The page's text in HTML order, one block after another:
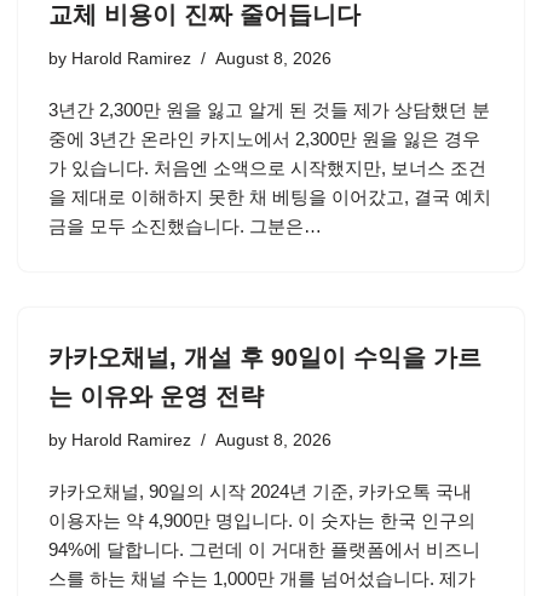
교체 비용이 진짜 줄어듭니다
by Harold Ramirez August 8, 2026
3년간 2,300만 원을 잃고 알게 된 것들 제가 상담했던 분
중에 3년간 온라인 카지노에서 2,300만 원을 잃은 경우
가 있습니다. 처음엔 소액으로 시작했지만, 보너스 조건
을 제대로 이해하지 못한 채 베팅을 이어갔고, 결국 예치
금을 모두 소진했습니다. 그분은…
카카오채널, 개설 후 90일이 수익을 가르
는 이유와 운영 전략
by Harold Ramirez August 8, 2026
카카오채널, 90일의 시작 2024년 기준, 카카오톡 국내
이용자는 약 4,900만 명입니다. 이 숫자는 한국 인구의
94%에 달합니다. 그런데 이 거대한 플랫폼에서 비즈니
스를 하는 채널 수는 1,000만 개를 넘어섰습니다. 제가